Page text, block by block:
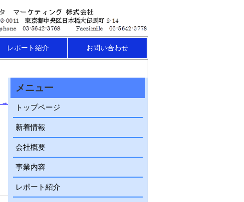
レポート紹介 お問い合わせ
→
メニュー
トップページ
新着情報
会社概要
事業内容
レポート紹介